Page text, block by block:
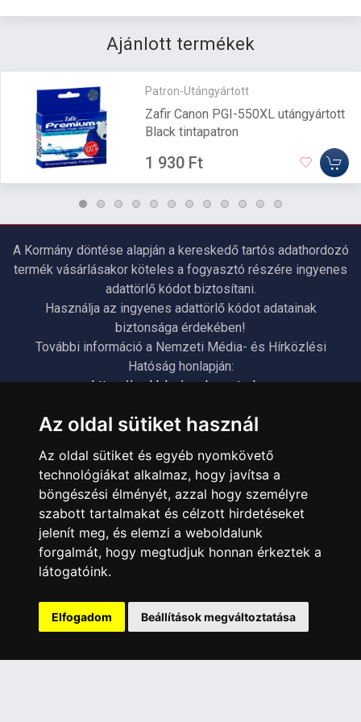
Az oldal sütiket használ
Az oldal sütiket és egyéb nyomkövető
technológiákat alkalmaz, hogy javítsa a
böngészési élményét, azzal hogy személyre
szabott tartalmakat és célzott hirdetéseket
jelenít meg, és elemzi a weboldalunk
forgalmát, hogy megtudjuk honnan érkeztek a
látogatóink.
Elfogadom Beállítások megváltoztatása
Ajánlott termékek
Patron-Utángyártott
Zafir Canon PGI-550XL utángyártott
Black tintapatron
1 930 Ft
A Kormány döntése alapján a kereskedő tartós adathordozó
termék vásárlásakor köteles a fogyasztó részére ingyenes
adattörlő kódot biztosítani.
Használja az ingyenes adattörlő kódot adatainak
biztonsága érdekében!
További információ a Nemzeti Média- és Hírközlési
Hatóság honlapján:
https://nmhh.hu/veglegestorles
Elérhetőségek
Garanciális Ügyintézés
Webszolgáltatás
Üzleteinkben az elektronikus fizetés mód kizárólag átutalással
érhető el, bankkártyás fizetésre nincs lehetőség.
INFORMÁCIÓK
Általános Szerződési Feltételek
Adatkezelési nyilatkozat